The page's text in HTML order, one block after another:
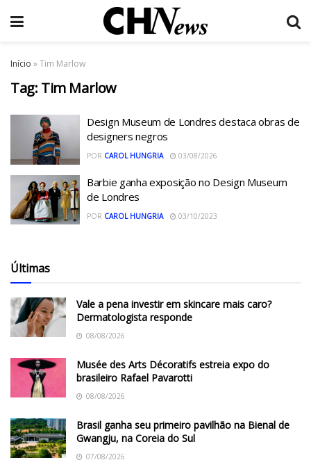
Início »Tim Marlow
Tag: Tim Marlow
Design Museum de Londres destaca obras de
designers negros
POR CAROL HUNGRIA 03/08/2026
Barbie ganha exposição no Design Museum
de Londres
POR CAROL HUNGRIA 03/10/2023
Últimas
Vale a pena investir em skincare mais caro?
Dermatologista responde
08/08/2026
Musée des Arts Décoratifs estreia expo do
brasileiro Rafael Pavarotti
08/08/2026
Brasil ganha seu primeiro pavilhão na Bienal de
Gwangju, na Coreia do Sul
07/08/2026